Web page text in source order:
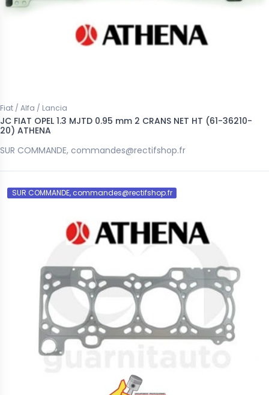
Fiat / Alfa / Lancia
JC FIAT OPEL 1.3 MJTD 0.95 mm 2 CRANS NET HT (61-36210-
20) ATHENA
SUR COMMANDE, commandes@rectifshop.fr
SUR COMMANDE, commandes@rectifshop.fr